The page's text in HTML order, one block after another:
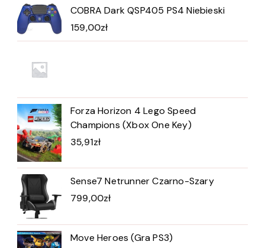
COBRA Dark QSP405 PS4 Niebieski
159,00zł
Forza Horizon 4 Lego Speed
Champions (Xbox One Key)
35,91zł
Sense7 Netrunner Czarno-Szary
799,00zł
Move Heroes (Gra PS3)